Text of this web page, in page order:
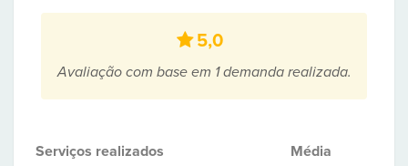
5,0
Avaliação com base em 1 demanda realizada.
Serviços realizados Média